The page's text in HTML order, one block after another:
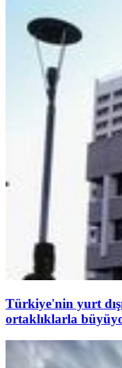
Türkiye'nin yurt
ortaklıklarla